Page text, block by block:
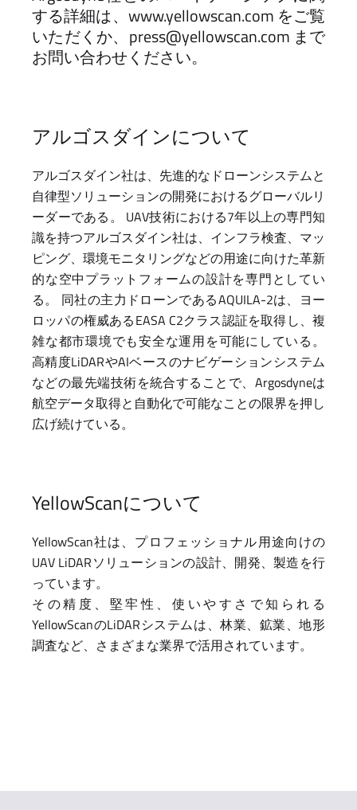
する詳細は、www.yellowscan.com をご覧
いただくか、press@yellowscan.com まで
お問い合わせください。
アルゴスダインについて
アルゴスダイン社は、先進的なドローンシステムと
自律型ソリューションの開発におけるグローバルリ
ーダーである。 UAV技術における7年以上の専門知
識を持つアルゴスダイン社は、インフラ検査、マッ
ピング、環境モニタリングなどの用途に向けた革新
的な空中プラットフォームの設計を専門としてい
る。 同社の主力ドローンであるAQUILA-2は、ヨー
ロッパの権威あるEASA C2クラス認証を取得し、複
雑な都市環境でも安全な運用を可能にしている。
高精度LiDARやAIベースのナビゲーションシステム
などの最先端技術を統合することで、Argosdyneは
航空データ取得と自動化で可能なことの限界を押し
広げ続けている。
YellowScanについて
YellowScan社は、プロフェッショナル用途向けの
UAV LiDARソリューションの設計、開発、製造を行
っています。
その精度、堅牢性、使いやすさで知られる
YellowScanのLiDARシステムは、林業、鉱業、地形
調査など、さまざまな業界で活用されています。